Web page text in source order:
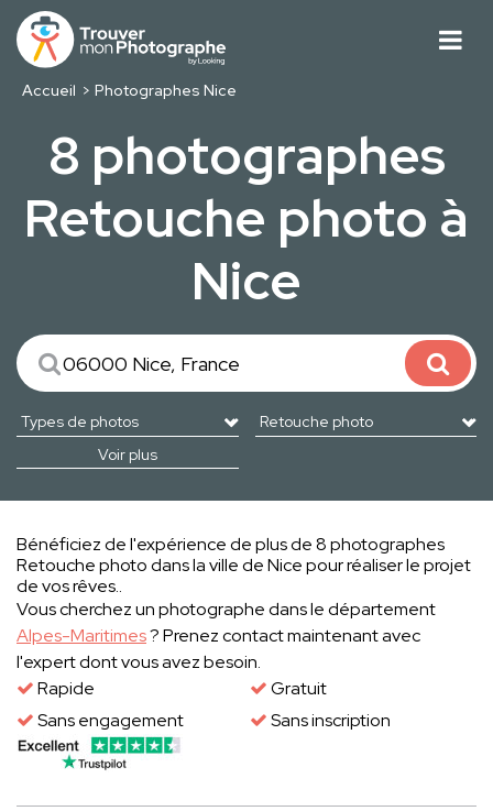
Accueil Photographes Nice
8 photographes
Retouche photo à
Nice
Voir plus
Bénéficiez de l'expérience de plus de 8 photographes
Retouche photo dans la ville de Nice pour réaliser le projet
de vos rêves..
Vous cherchez un photographe dans le département
Alpes-Maritimes? Prenez contact maintenant avec
l'expert dont vous avez besoin.
Rapide
Gratuit
Sans engagement
Sans inscription